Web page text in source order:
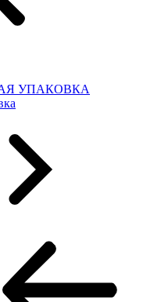
УПАКОВКА